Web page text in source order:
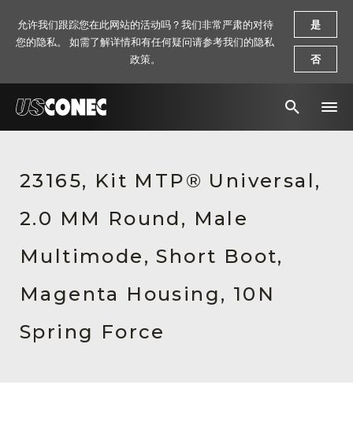
解决方案
产品
资源
关于我们
23165, Kit MTP® Universal,
2.0 MM Round, Male
Multimode, Short Boot,
Magenta Housing, 10N
Spring Force
允许我们跟踪您在此网站的活动吗？我们非常严肃的对待
您的隐私。 如需了解详情和有任何疑问请参考我们的隐私
政策。
是
否